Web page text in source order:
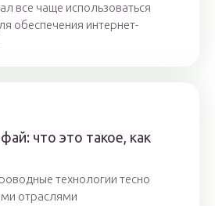
все чаще использоваться
обеспечения интернет-
что это такое, как
технологии тесно
отраслями